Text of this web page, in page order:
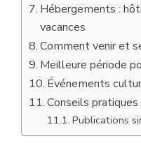
Hébergements :
vacances
Comment venir et
Meilleure période
Événements
Conseils
Publications